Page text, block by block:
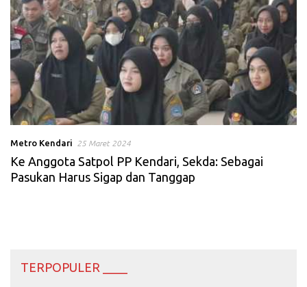
Metro Kendari 25 Maret 2024
Ke Anggota Satpol PP Kendari, Sekda: Sebagai
Pasukan Harus Sigap dan Tanggap
TERPOPULER ____